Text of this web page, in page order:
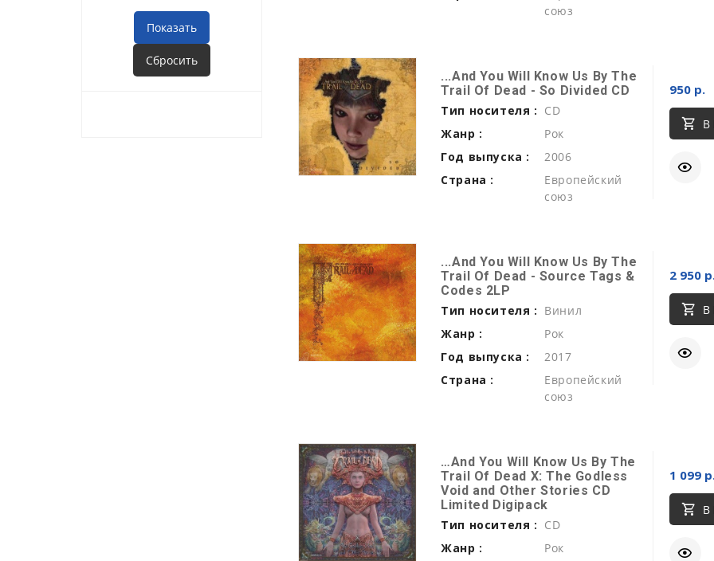
союз
...And You Will Know Us By The
Trail Of Dead - So Divided CD
Тип носителя : CD
Жанр :
Рок
Год выпуска :
2006
Страна :
Европейский
союз
950 р.
В
...And You Will Know Us By The
Trail Of Dead - Source Tags &
Codes 2LP
Тип носителя : Винил
Жанр :
Рок
Год выпуска :
2017
Страна :
Европейский
союз
2 950
В
…And You Will Know Us By The
Trail Of Dead X: The Godless
Void and Other Stories CD
Limited Digipack
Тип носителя : CD
Жанр :
Рок
1 099
В